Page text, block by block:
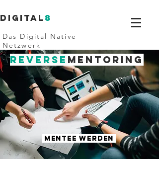
Digital8
Das Digital Native
Netzwerk
REVERSE MENTORING
MENTEE WERDEN